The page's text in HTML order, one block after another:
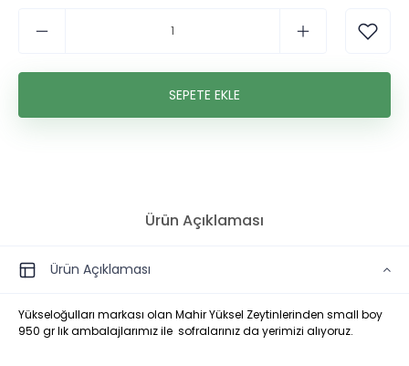
Ürün Açıklaması
Ürün Açıklaması
Yükseloğulları markası olan Mahir Yüksel Zeytinlerinden small boy
950 gr lık ambalajlarımız ile sofralarınız da yerimizi alıyoruz.